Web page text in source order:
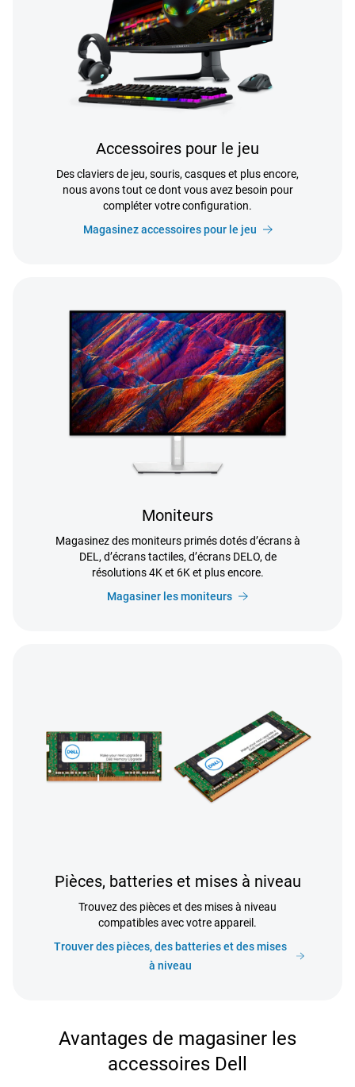
Accessoires pour le jeu
Des claviers de jeu, souris, casques et plus encore,
nous avons tout ce dont vous avez besoin pour
compléter votre configuration.
Magasinez accessoires pour le jeu
Moniteurs
Magasinez des moniteurs primés dotés d’écrans à
DEL, d’écrans tactiles, d’écrans DELO, de
résolutions 4K et 6K et plus encore.
Magasiner les moniteurs
Pièces, batteries et mises à niveau
Trouvez des pièces et des mises à niveau
compatibles avec votre appareil.
Trouver des pièces, des batteries et des mises
à niveau
Avantages de magasiner les
accessoires Dell